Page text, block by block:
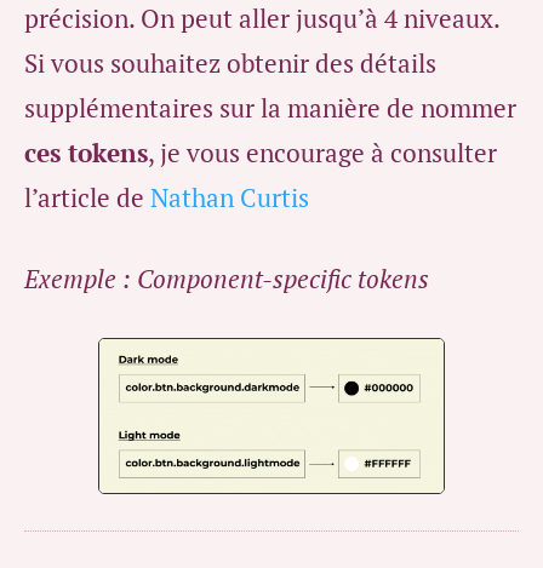
précision. On peut aller jusqu’à 4 niveaux.
Si vous souhaitez obtenir des détails
supplémentaires sur la manière de nommer
ces tokens, je vous encourage à consulter
l’article de Nathan Curtis
Exemple : Component-specific tokens